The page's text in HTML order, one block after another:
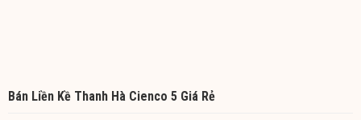
Bán Liền Kề Thanh Hà Cienco 5 Giá Rẻ